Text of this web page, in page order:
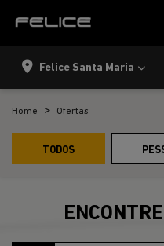
Felice Santa Maria
Home Ofertas
TODOS